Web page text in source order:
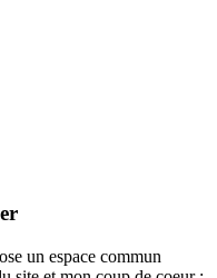
un espace commun